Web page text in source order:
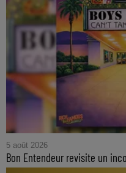
5 août 2026
Bon Entendeur revisite un